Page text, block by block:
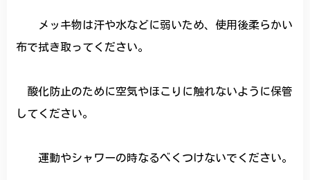
メッキ物は汗や水などに弱いため、使用後柔らかい
布で拭き取ってください。
酸化防止のために空気やほこりに触れないように保管
してください。
運動やシャワーの時なるべくつけないでください。